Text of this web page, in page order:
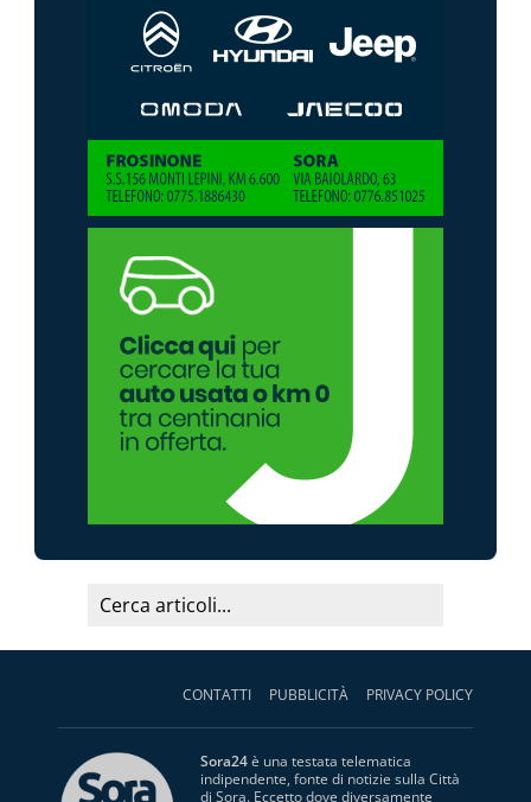
CONTATTI PUBBLICITÀ PRIVACY POLICY
Sora24è una testata telematica
indipendente, fonte di notizie sulla Città
di Sora. Eccetto dove diversamente